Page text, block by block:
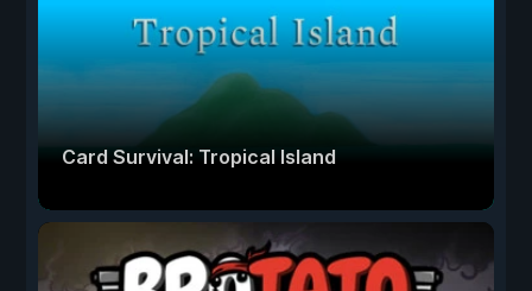
Card Survival: Tropical Island